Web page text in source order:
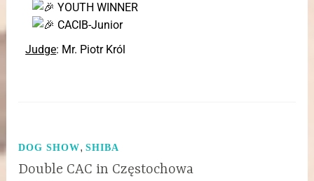
YOUTH WINNER
CACIB-Junior
Judge: Mr. Piotr Król
DOG SHOW,SHIBA
Double CAC in Częstochowa